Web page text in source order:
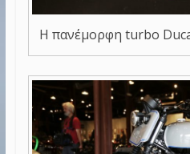
Η πανέμορφη turbo